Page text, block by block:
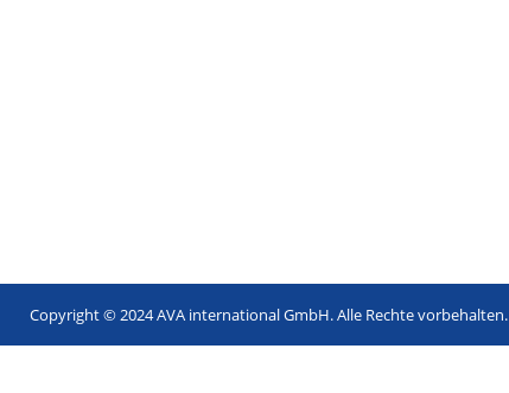
Copyright © 2024 AVA international GmbH. Alle Rechte vorbehalten.
Footer